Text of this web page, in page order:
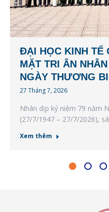
ĐẠI HỌC KINH TẾ
MẶT TRI ÂN
NGÀY THƯƠNG
27 Tháng 7, 2026
Nhân dịp kỷ niệm 79 năm
(27/7/1947 – 27/7/2026),
Xem thêm